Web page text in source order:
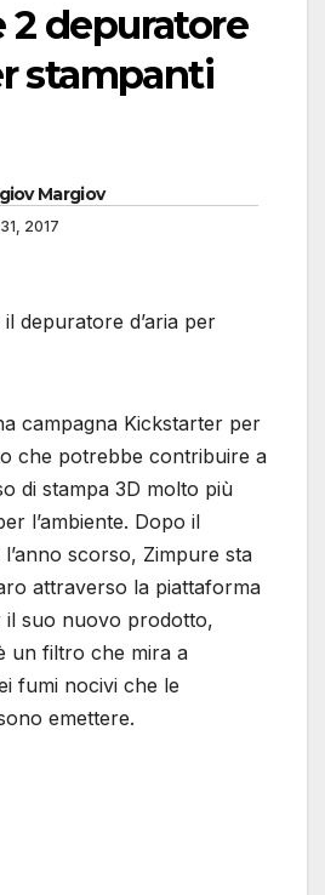
2 depuratore
stampanti
Margiov
2017
depuratore d’aria per
campagna Kickstarter per
che potrebbe contribuire a
di stampa 3D molto più
l’ambiente. Dopo il
scorso, Zimpure sta
attraverso la piattaforma
suo nuovo prodotto,
un filtro che mira a
fumi nocivi che le
emettere.